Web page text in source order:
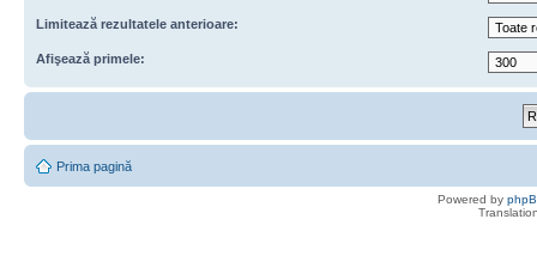
Limitează rezultatele anterioare:
Afişează primele:
Prima pagină
Powered by